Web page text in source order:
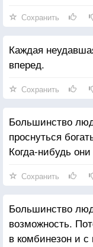
Сохранить
Каждая
вперед.
Сохранить
Большинство
проснуться
Когда-нибудь
Сохранить
Большинство
возможность.
в комбинезон и